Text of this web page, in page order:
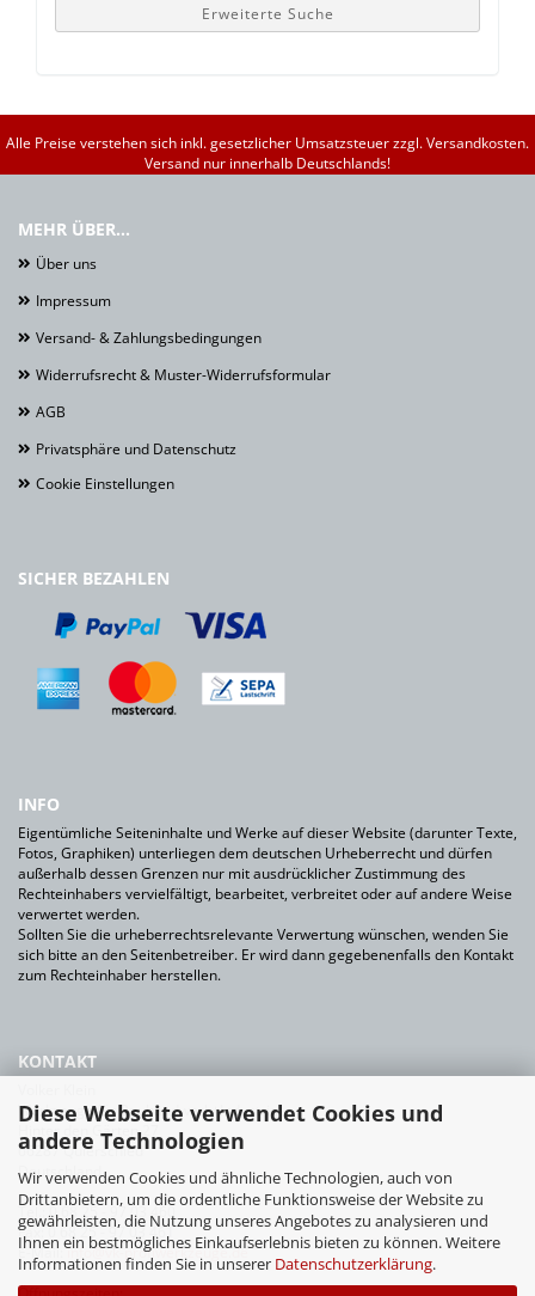
Diese Webseite verwendet Cookies und
andere Technologien
Wir verwenden Cookies und ähnliche Technologien, auch von
Drittanbietern, um die ordentliche Funktionsweise der Website zu
gewährleisten, die Nutzung unseres Angebotes zu analysieren und
Ihnen ein bestmögliches Einkaufserlebnis bieten zu können. Weitere
Informationen finden Sie in unserer Datenschutzerklärung.
Erweiterte Suche
Alle Preise verstehen sich inkl. gesetzlicher Umsatzsteuer zzgl. Versandkosten.
Versand nur innerhalb Deutschlands!
MEHR ÜBER...
Über uns
Impressum
Versand- & Zahlungsbedingungen
Widerrufsrecht & Muster-Widerrufsformular
AGB
Privatsphäre und Datenschutz
Cookie Einstellungen
SICHER BEZAHLEN
INFO
Eigentümliche Seiteninhalte und Werke auf dieser Website (darunter Texte,
Fotos, Graphiken) unterliegen dem deutschen Urheberrecht und dürfen
außerhalb dessen Grenzen nur mit ausdrücklicher Zustimmung des
Rechteinhabers vervielfältigt, bearbeitet, verbreitet oder auf andere Weise
verwertet werden.
Sollten Sie die urheberrechtsrelevante Verwertung wünschen, wenden Sie
sich bitte an den Seitenbetreiber. Er wird dann gegebenenfalls den Kontakt
zum Rechteinhaber herstellen.
KONTAKT
Werkzeuge für Bauhandwerk+Industrie
Hinter den Gärten 27
66287 Quierschied
Deutschland
Tel.: 0 68 25 - 97 03 460
Fax: 0 68 25 - 97 03 461
E-Mail:info@vk-profiwerkzeuge.de